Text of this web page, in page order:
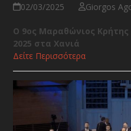
02/03/2025 Giorgos
Ο 9ος Μαραθώνιος Κρήτης
2025 στα Χανιά
Δείτε Περισσότερα